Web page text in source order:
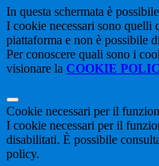
In questa schermata è
I cookie necessari sono quelli
piattaforma e non è possibile
Per conoscere quali sono i
visionare la COOKIE
Cookie necessari per il
I cookie necessari per il
disabilitati. È possibile
policy.